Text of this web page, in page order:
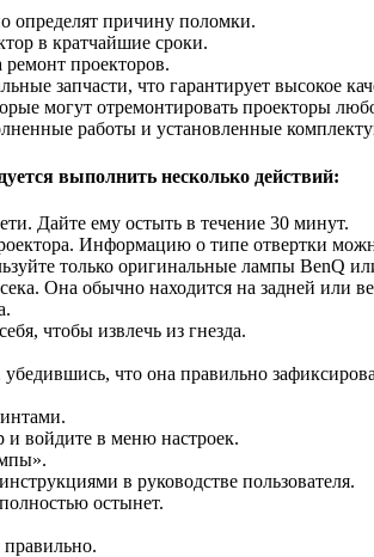
определят причину поломки.
в кратчайшие сроки.
проекторов.
запчасти, что гарантирует высокое
могут отремонтировать проекторы
работы и установленные
выполнить несколько действий:
Дайте ему остыть в течение 30 минут.
Информацию о типе отвертки
только оригинальные лампы BenQ
Она обычно находится на задней или
чтобы извлечь из гнезда.
что она правильно
и войдите в меню настроек.
в руководстве пользователя.
остынет.
правильно.